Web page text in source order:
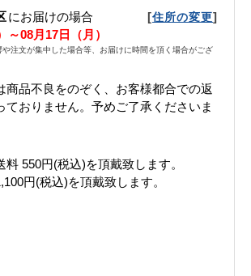
にお届けの場合 [住所の変更]
～08月17日（月）
注文が集中した場合等、お届けに時間を頂く場合がござ
商品不良をのぞく、お客様都合での返
ておりません。予めご了承くださいま
料 550円(税込)を頂戴致します。
円(税込)を頂戴致します。